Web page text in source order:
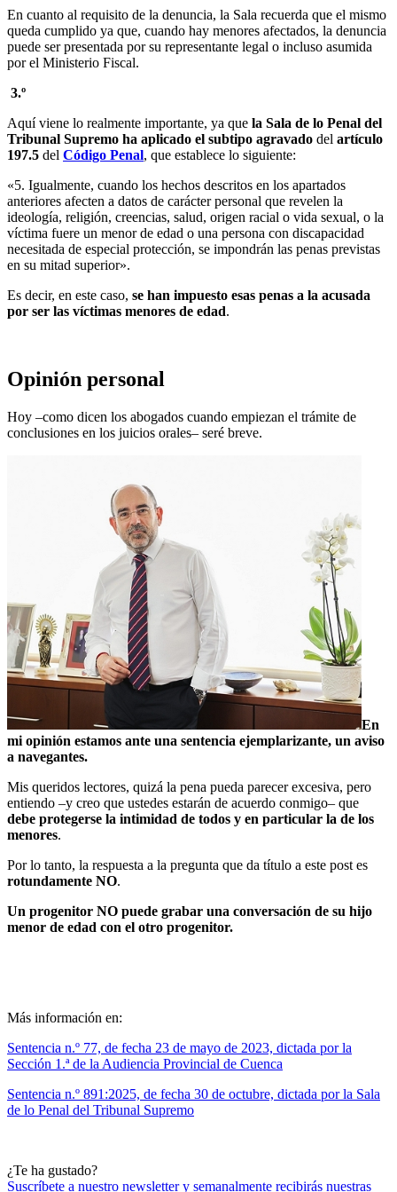
En cuanto al requisito de la denuncia, la Sala recuerda que el mismo
queda cumplido ya que, cuando hay menores afectados, la denuncia
puede ser presentada por su representante legal o incluso asumida
por el Ministerio Fiscal.
3.º
Aquí viene lo realmente importante, ya que la Sala de lo Penal del
Tribunal Supremo ha aplicado el subtipo agravado del artículo
197.5 del Código Penal, que establece lo siguiente:
«5. Igualmente, cuando los hechos descritos en los apartados
anteriores afecten a datos de carácter personal que revelen la
ideología, religión, creencias, salud, origen racial o vida sexual, o la
víctima fuere un menor de edad o una persona con discapacidad
necesitada de especial protección, se impondrán las penas previstas
en su mitad superior».
Es decir, en este caso, se han impuesto esas penas a la acusada
por ser las víctimas menores de edad.
Opinión personal
Hoy –como dicen los abogados cuando empiezan el trámite de
conclusiones en los juicios orales– seré breve.
En
mi opinión estamos ante una sentencia ejemplarizante, un aviso
a navegantes.
Mis queridos lectores, quizá la pena pueda parecer excesiva, pero
entiendo –y creo que ustedes estarán de acuerdo conmigo– que
debe protegerse la intimidad de todos y en particular la de los
menores.
Por lo tanto, la respuesta a la pregunta que da título a este post es
rotundamente NO.
Un progenitor NO puede grabar una conversación de su hijo
menor de edad con el otro progenitor.
Más información en:
Sentencia n.º 77, de fecha 23 de mayo de 2023, dictada por la
Sección 1.ª de la Audiencia Provincial de Cuenca
Sentencia n.º 891:2025, de fecha 30 de octubre, dictada por la Sala
de lo Penal del Tribunal Supremo
¿Te ha gustado?
Suscríbete a nuestro newsletter y semanalmente recibirás nuestras